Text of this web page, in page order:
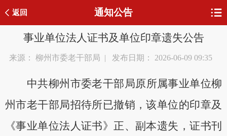
返回 通知公告
事业单位法人证书及单位印章遗失公告
来源： 柳州市委老干部局 | 发布日期： 2026-06-09 09:35
中共柳州市委老干部局原所属事业单位柳
州市老干部局招待所已撤销，该单位的印章及
《事业单位法人证书》正、副本遗失，证书刊